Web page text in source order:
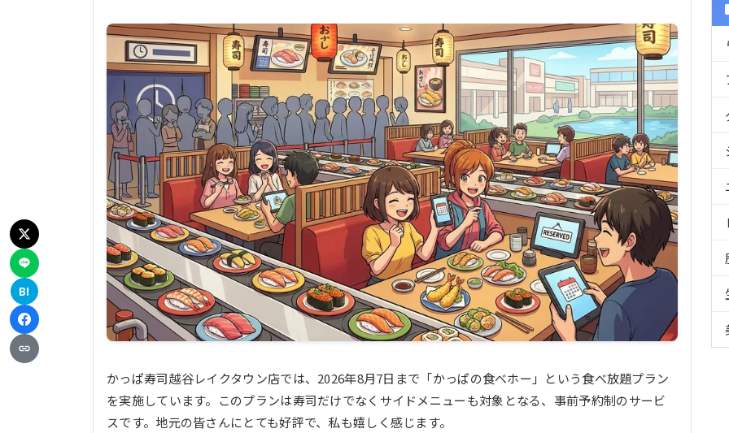
かっぱ寿司越谷レイクタウン店では、2026年8月7日まで「かっぱの食べホー」という食べ放題プラン
を実施しています。このプランは寿司だけでなくサイドメニューも対象となる、事前予約制のサービ
スです。地元の皆さんにとても好評で、私も嬉しく感じます。
B!